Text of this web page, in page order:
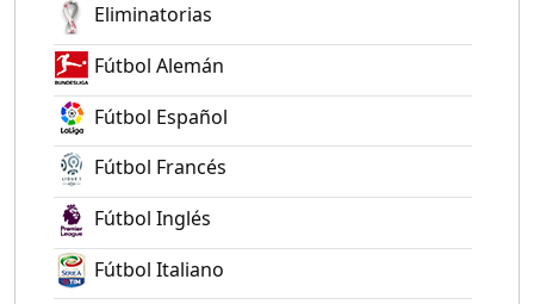
Eliminatorias
Fútbol Alemán
Fútbol Español
Fútbol Francés
Fútbol Inglés
Fútbol Italiano